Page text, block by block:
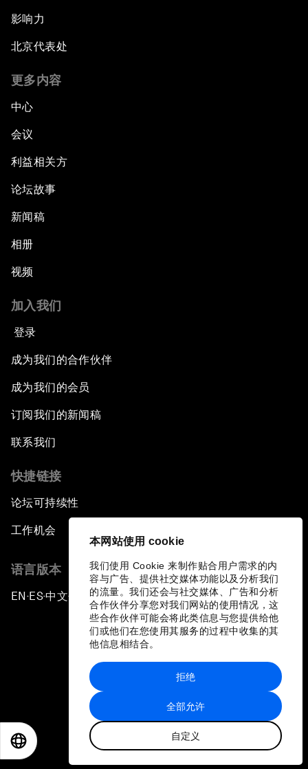
本网站使用 cookie
我们使用 Cookie 来制作贴合用户需求的内
容与广告、提供社交媒体功能以及分析我们
的流量。我们还会与社交媒体、广告和分析
合作伙伴分享您对我们网站的使用情况，这
些合作伙伴可能会将此类信息与您提供给他
们或他们在您使用其服务的过程中收集的其
他信息相结合。
全部允许
自定义
拒绝
影响力
北京代表处
更多内容
中心
会议
利益相关方
论坛故事
新闻稿
相册
视频
加入我们
登录
成为我们的合作伙伴
成为我们的会员
订阅我们的新闻稿
联系我们
快捷链接
论坛可持续性
工作机会
语言版本
EN ▪ ES▪中文▪ 日本語
站点地图
世界经济论坛